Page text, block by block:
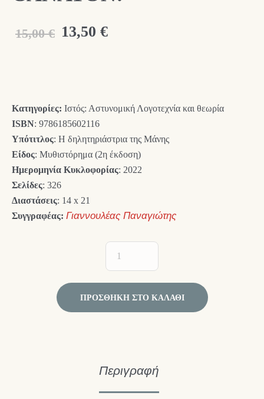
15,00 € Original
13,50 €Η
13,50 €.
Κατηγορίες: Ιστός: Αστυνομική Λογοτεχνία και θεωρία
ISBN: 9786185602116
Υπότιτλος: Η δηλητηριάστρια της Μάνης
Είδος: Μυθιστόρημα (2η έκδοση)
Ημερομηνία Κυκλοφορίας: 2022
Σελίδες: 326
Διαστάσεις: 14 x 21
Συγγραφέας: Γιαννουλέας Παναγιώτης
ΠΡΟΣΘΉΚΗ ΣΤΟ ΚΑΛΆΘΙ
Περιγραφή